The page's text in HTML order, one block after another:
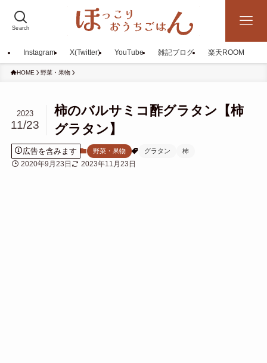
Search
Instagram X(Twitter) YouTube 雑記ブログ 楽天ROOM
HOME 野菜・果物
柿のバルサミコ酢グラタン【柿
グラタン】
2023
11/23
広告を含みます 野菜・果物 グラタン 柿
2020年9月23日 2023年11月23日